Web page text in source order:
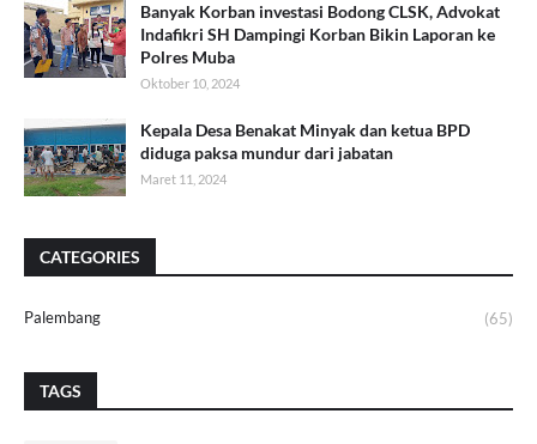
Banyak Korban investasi Bodong CLSK, Advokat
Indafikri SH Dampingi Korban Bikin Laporan ke
Polres Muba
Oktober 10, 2024
Kepala Desa Benakat Minyak dan ketua BPD
diduga paksa mundur dari jabatan
Maret 11, 2024
CATEGORIES
Palembang (65)
TAGS